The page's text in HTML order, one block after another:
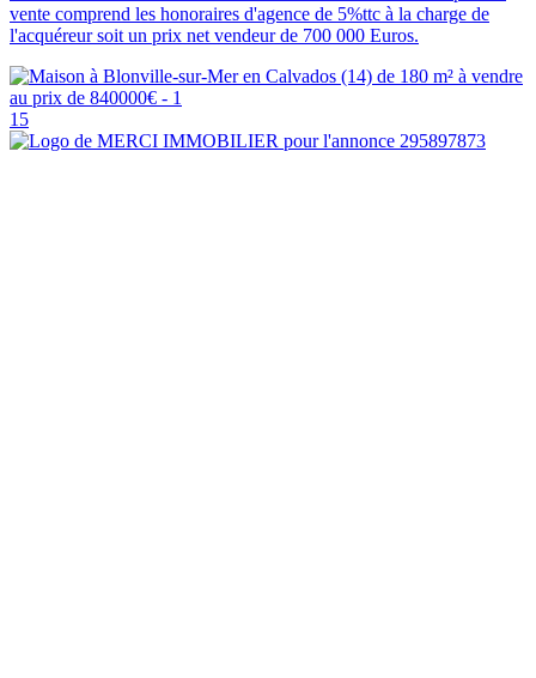
vente comprend les honoraires d'agence de 5%ttc à la charge de
l'acquéreur soit un prix net vendeur de 700 000 Euros.
15